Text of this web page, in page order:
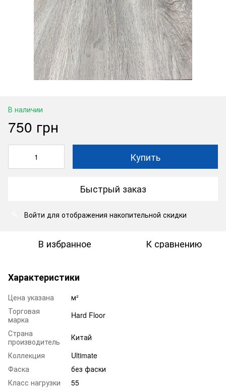
В наличии
750 грн
Купить
Быстрый заказ
Войти для отображения накопительной скидки
В избранное К сравнению
Характеристики
Цена указана
м²
Торговая
марка
Hard Floor
Страна
производитель
Китай
Коллекция
Ultimate
Фаска
без фаски
Класс нагрузки
55